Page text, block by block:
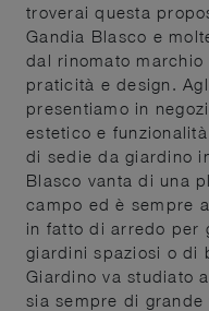
troverai questa
Gandia Blasco e
dal rinomato marchio
praticità e design.
presentiamo in
estetico e
di sedie da giardino
Blasco vanta di una
campo ed è sempre
in fatto di arredo per
giardini spaziosi o di
Giardino va studiato
sia sempre di grande